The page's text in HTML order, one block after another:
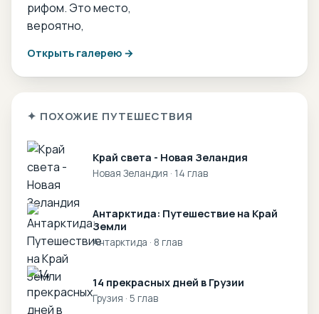
Открыть галерею →
✦ ПОХОЖИЕ ПУТЕШЕСТВИЯ
Край света - Новая Зеландия
Новая Зеландия · 14 глав
Антарктида: Путешествие на Край
Земли
Антарктида · 8 глав
14 прекрасных дней в Грузии
Грузия · 5 глав